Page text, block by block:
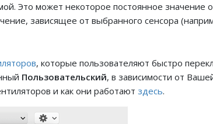
Это может некоторое постоянное значение
зависящее от выбранного сенсора
, которые пользователяют быстро
Пользовательский, в зависимости от
и как они работают здесь.